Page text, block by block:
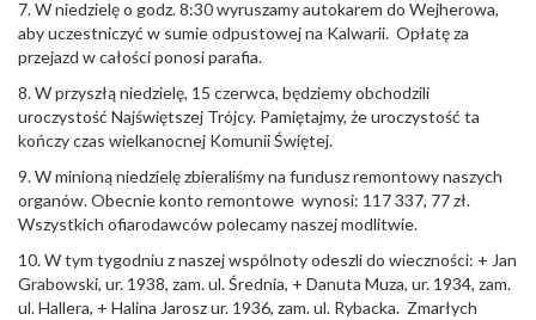
7. W niedzielę o godz. 8:30 wyruszamy autokarem do Wejherowa,
aby uczestniczyć w sumie odpustowej na Kalwarii. Opłatę za
przejazd w całości ponosi parafia.
8. W przyszłą niedzielę, 15 czerwca, będziemy obchodzili
uroczystość Najświętszej Trójcy. Pamiętajmy, że uroczystość ta
kończy czas wielkanocnej Komunii Świętej.
9. W minioną niedzielę zbieraliśmy na fundusz remontowy naszych
organów. Obecnie konto remontowe wynosi: 117 337, 77 zł.
Wszystkich ofiarodawców polecamy naszej modlitwie.
10. W tym tygodniu z naszej wspólnoty odeszli do wieczności: + Jan
Grabowski, ur. 1938, zam. ul. Średnia, + Danuta Muza, ur. 1934, zam.
ul. Hallera, + Halina Jarosz ur. 1936, zam. ul. Rybacka. Zmarłych